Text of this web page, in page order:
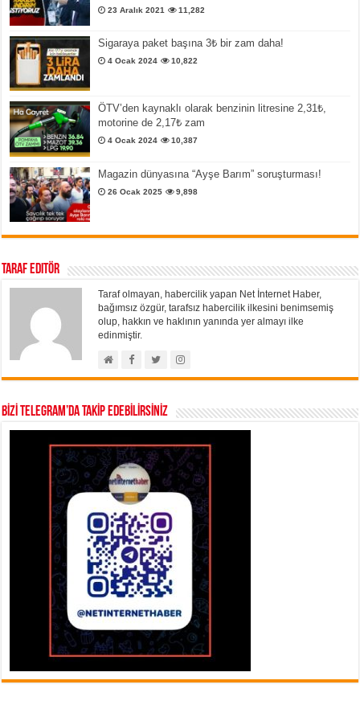
23 Aralık 2021 11,282
Sigaraya paket başına 3₺ bir zam daha!
4 Ocak 2024 10,822
ÖTV’den kaynaklı olarak benzinin litresine 2,31₺,
motorine de 2,17₺ zam
4 Ocak 2024 10,387
Magazin dünyasına “Ayşe Barım” soruşturması!
26 Ocak 2025 9,898
Taraf Editör
Taraf olmayan, habercilik yapan Net İnternet Haber,
bağımsız özgür, tarafsız habercilik ilkesini benimsemiş
olup, hakkın ve haklının yanında yer almayı ilke
edinmiştir.
BİZİ TELEGRAM’DA TAKİP EDEBİLİRSİNİZ